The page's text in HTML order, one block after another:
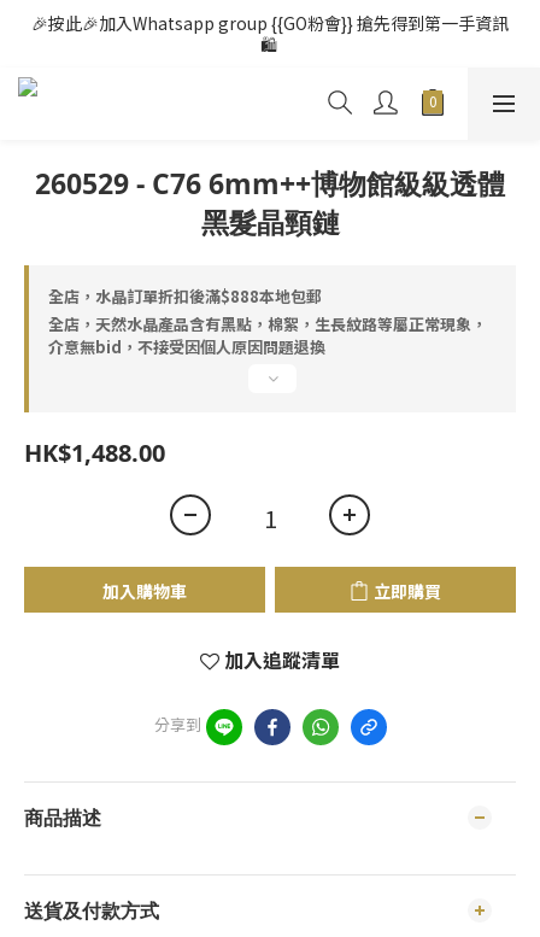
🎉按此🎉加入Whatsapp group {{GO粉會}} 搶先得到第一手資訊
🛍️
260529 - C76 6mm++博物館級級透體
黑髮晶頸鏈
全店，水晶訂單折扣後滿$888本地包郵
全店，天然水晶產品含有黑點，棉絮，生長紋路等屬正常現象，
介意無bid，不接受因個人原因問題退換
HK$1,488.00
加入購物車 立即購買
加入追蹤清單
分享到
商品描述
送貨及付款方式